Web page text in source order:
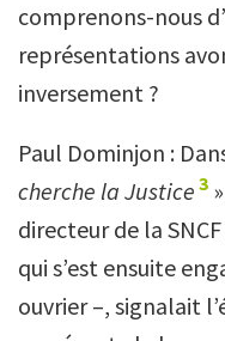
comprenons-nous
représentations
inversement ?
Paul Dominjon :
cherche la Justice 3
directeur de la
qui s’est ensuite
ouvrier –, signalait